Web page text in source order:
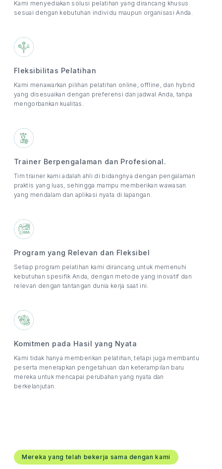
Kami menyediakan solusi pelatihan yang dirancang khusus
sesuai dengan kebutuhan individu maupun organisasi Anda.
Fleksibilitas Pelatihan
Kami menawarkan pilihan pelatihan online, offline, dan hybrid
yang disesuaikan dengan preferensi dan jadwal Anda, tanpa
mengorbankan kualitas.
Trainer Berpengalaman dan Profesional.
Tim trainer kami adalah ahli di bidangnya dengan pengalaman
praktis yang luas, sehingga mampu memberikan wawasan
yang mendalam dan aplikasi nyata di lapangan.
Program yang Relevan dan Fleksibel
Setiap program pelatihan kami dirancang untuk memenuhi
kebutuhan spesifik Anda, dengan metode yang inovatif dan
relevan dengan tantangan dunia kerja saat ini.
Komitmen pada Hasil yang Nyata
Kami tidak hanya memberikan pelatihan, tetapi juga membantu
peserta menerapkan pengetahuan dan keterampilan baru
mereka untuk mencapai perubahan yang nyata dan
berkelanjutan.
Mereka yang telah bekerja sama dengan kami